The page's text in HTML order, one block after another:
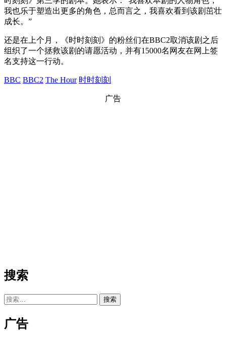
我也乐于塑造出更多的角色，总而言之，我喜欢看到该剧茁壮
成长。”
还是在上个月，《时时刻刻》的粉丝们在BBC2取消该剧之后
组织了一个拯救该剧的请愿活动，并有15000名网友在网上签
名支持这一行动。
BBC BBC2 The Hour 时时刻刻
广告
搜索
搜
广告